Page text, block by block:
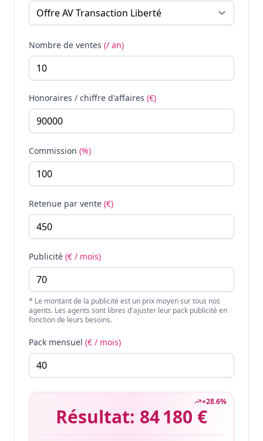
Nombre de ventes (/ an)
Honoraires / chiffre d'affaires (€)
Commission (%)
Retenue par vente (€)
Publicité (€ / mois)
* Le montant de la publicité est un prix moyen sur tous nos
agents. Les agents sont libres d'ajuster leur pack publicité en
fonction de leurs besoins.
Pack mensuel (€ / mois)
+28.6%
Résultat: 84 180 €